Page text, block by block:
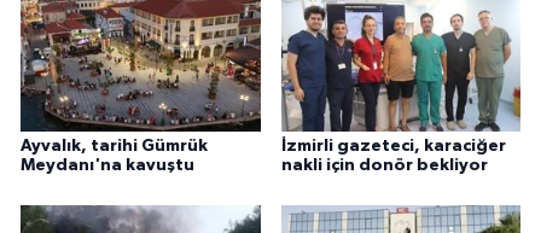
Ayvalık, tarihi Gümrük
Meydanı'na kavuştu
İzmirli gazeteci, karaciğer
nakli için donör bekliyor